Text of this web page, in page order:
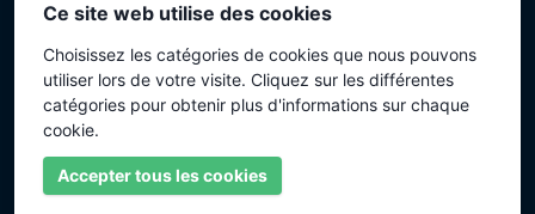
Méthodes de paiement
Ce site web utilise des cookies
Choisissez les catégories de cookies que nous pouvons
utiliser lors de votre visite. Cliquez sur les différentes
catégories pour obtenir plus d'informations sur chaque
cookie.
Accepter tous les cookies